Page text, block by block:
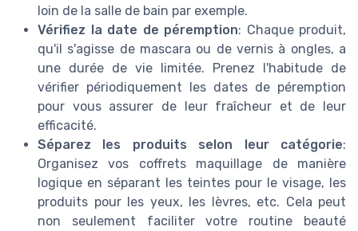
loin de la salle de bain par exemple.
Vérifiez la date de péremption: Chaque produit,
qu'il s'agisse de mascara ou de vernis à ongles, a
une durée de vie limitée. Prenez l'habitude de
vérifier périodiquement les dates de péremption
pour vous assurer de leur fraîcheur et de leur
efficacité.
Séparez les produits selon leur catégorie:
Organisez vos coffrets maquillage de manière
logique en séparant les teintes pour le visage, les
produits pour les yeux, les lèvres, etc. Cela peut
non seulement faciliter votre routine beauté